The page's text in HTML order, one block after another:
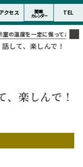
クセス 開館
カレンダー TEL
の温度を一定に保っておりま
して、楽しんで！
、楽しんで！